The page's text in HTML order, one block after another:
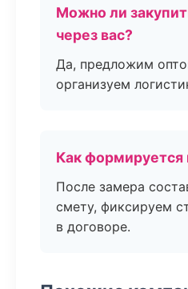
Можно ли
через вас?
Да, предложим
организуем
Как формируется
После замера
смету, фиксируем
в договоре.